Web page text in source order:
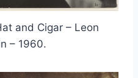
and Cigar – Leon
– 1960.